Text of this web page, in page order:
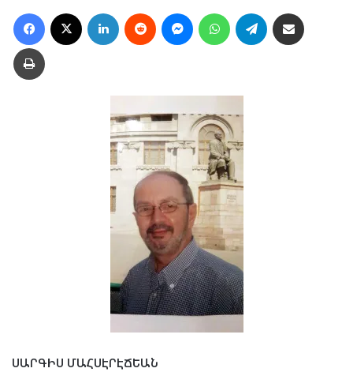
Facebook LinkedIn Reddit MessengerWhatsAppTelegram
Տպել
ՍԱՐԳԻՍ ՄԱՀՍԷՐԷՃԵԱՆ